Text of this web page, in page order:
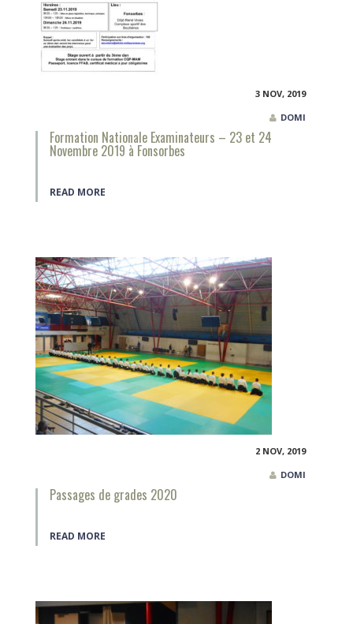
3 NOV, 2019
DOMI
Formation Nationale Examinateurs – 23 et 24
Novembre 2019 à Fonsorbes
READ MORE
2 NOV, 2019
DOMI
Passages de grades 2020
READ MORE